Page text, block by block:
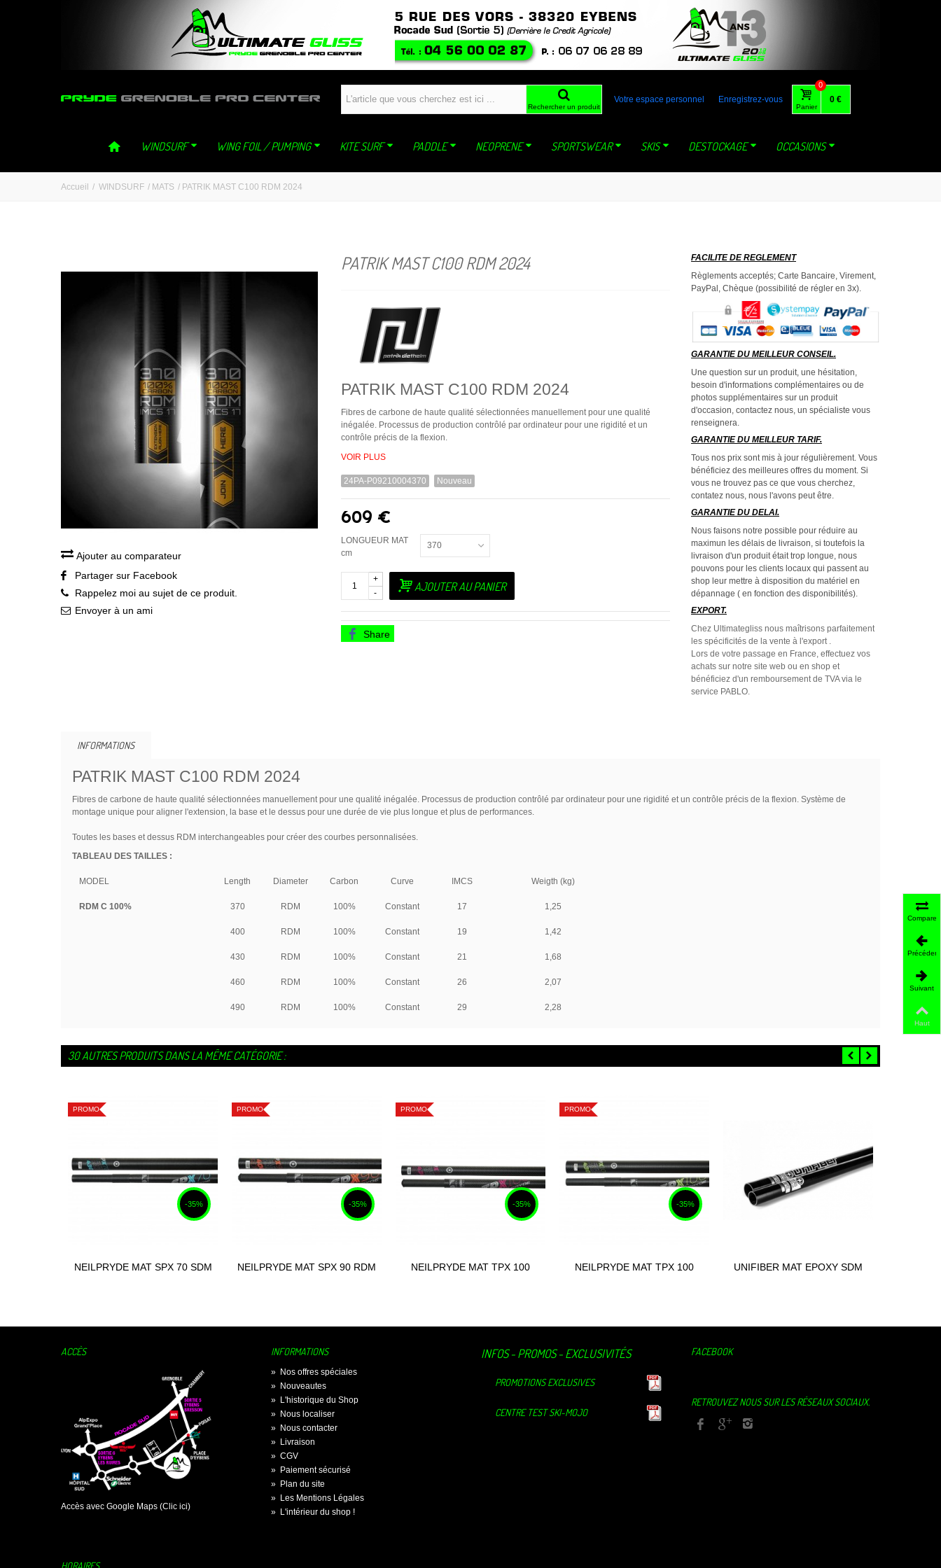
Rechercher un produit
Votre espace personnel Enregistrez-vous
Panier
0
0 €
WINDSURF WING FOIL / PUMPING KITE SURF PADDLE NEOPRENE SPORTSWEAR SKIS DESTOCKAGE OCCASIONS
Accueil / WINDSURF / MATS / PATRIK MAST C100 RDM 2024
Ajouter au comparateur
Partager sur Facebook
Rappelez moi au sujet de ce produit.
Envoyer à un ami
PATRIK MAST C100 RDM 2024
PATRIK MAST C100 RDM 2024
Fibres de carbone de haute qualité sélectionnées manuellement pour une qualité
inégalée. Processus de production contrôlé par ordinateur pour une rigidité et un
contrôle précis de la flexion.
VOIR PLUS
24PA-P09210004370 Nouveau
609 €
LONGUEUR MAT
cm
370
-
+ AJOUTER AU PANIER
Share
FACILITE DE REGLEMENT
Règlements acceptés; Carte Bancaire, Virement,
PayPal, Chèque (possibilité de régler en 3x).
GARANTIE DU MEILLEUR CONSEIL.
Une question sur un produit, une hésitation,
besoin d'informations complémentaires ou de
photos supplémentaires sur un produit
d'occasion, contactez nous, un spécialiste vous
renseignera.
GARANTIE DU MEILLEUR TARIF.
Tous nos prix sont mis à jour régulièrement. Vous
bénéficiez des meilleures offres du moment. Si
vous ne trouvez pas ce que vous cherchez,
contatez nous, nous l'avons peut être.
GARANTIE DU DELAI.
Nous faisons notre possible pour réduire au
maximun les délais de livraison, si toutefois la
livraison d'un produit était trop longue, nous
pouvons pour les clients locaux qui passent au
shop leur mettre à disposition du matériel en
dépannage ( en fonction des disponibilités).
EXPORT.
Chez Ultimategliss nous maîtrisons parfaitement
les spécificités de la vente à l'export .
Lors de votre passage en France, effectuez vos
achats sur notre site web ou en shop et
bénéficiez d'un remboursement de TVA via le
service PABLO.
INFORMATIONS
PATRIK MAST C100 RDM 2024
Fibres de carbone de haute qualité sélectionnées manuellement pour une qualité inégalée. Processus de production contrôlé par ordinateur pour une rigidité et un contrôle précis de la flexion. Système de
montage unique pour aligner l'extension, la base et le dessus pour une durée de vie plus longue et plus de performances.
Toutes les bases et dessus RDM interchangeables pour créer des courbes personnalisées.
TABLEAU DES TAILLES :
MODEL L‌ength ‌Diameter ‌Carbon ‌Curve I‌MCS ‌Weigth (kg)
RDM C 100% 370 RDM 100% Constant 17 1,25‌
400 RDM 100% Constant 19 1,4‌2
430 RDM 100% Constant 21 ‌1,68
460 RDM 100% Constant 26 ‌2,07
490 RDM 100% Constant 29 ‌2,28
30 AUTRES PRODUITS DANS LA MÊME CATÉGORIE :
PROMO
-35%
Ajouter au panier
NEILPRYDE MAT SPX 70 SDM
PROMO
-35%
Ajouter au panier
NEILPRYDE MAT SPX 90 RDM
PROMO
-35%
Ajouter au panier
NEILPRYDE MAT TPX 100
PROMO
-35%
Ajouter au panier
NEILPRYDE MAT TPX 100
Ajouter au panier
UNIFIBER MAT EPOXY SDM
ACCÈS
Accès avec Google Maps (Clic ici)
INFORMATIONS
» Nos offres spéciales
» Nouveautes
» L'historique du Shop
» Nous localiser
» Nous contacter
» Livraison
» CGV
» Paiement sécurisé
» Plan du site
» Les Mentions Légales
» L'intérieur du shop !
INFOS - PROMOS - EXCLUSIVITÉS
PROMOTIONS EXCLUSIVES
CENTRE TEST SKI-MOJO
FACEBOOK
RETROUVEZ NOUS SUR LES RÉSEAUX SOCIAUX.
HORAIRES
Comparer
Précédent
Suivant
Haut